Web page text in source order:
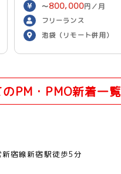
〜800,000円／月
フリーランス
池袋（リモート併用）
PM・PMO新着一覧
新宿線新宿駅徒歩5分